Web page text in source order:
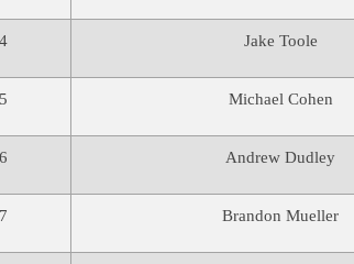
4 Jake Toole
5 Michael Cohen
6 Andrew Dudley
7 Brandon Mueller